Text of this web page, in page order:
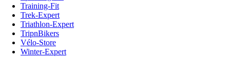
Training-Fit
Trek-Expert
Triathlon-Expert
TripnBikers
Vélo-Store
Winter-Expert